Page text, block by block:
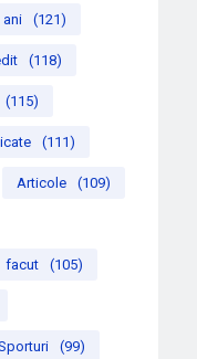
ani (121)
(118)
(115)
(111)
Articole (109)
facut (105)
(99)